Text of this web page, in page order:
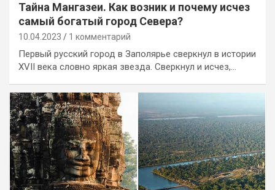
Тайна Мангазеи. Как возник и почему исчез
самый богатый город Севера?
10.04.2023 1 комментарий
Первый русский город в Заполярье сверкнул в истории
XVII века словно яркая звезда. Сверкнул и исчез,…